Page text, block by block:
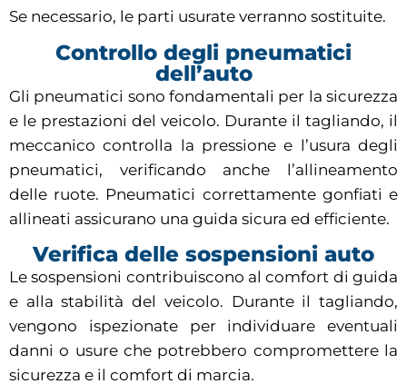
Se necessario, le parti usurate verranno sostituite.
Controllo degli pneumatici
dell’auto
Gli pneumatici sono fondamentali per la sicurezza
e le prestazioni del veicolo. Durante il tagliando, il
meccanico controlla la pressione e l’usura degli
pneumatici, verificando anche l’allineamento
delle ruote. Pneumatici correttamente gonfiati e
allineati assicurano una guida sicura ed efficiente.
Verifica delle sospensioni auto
Le sospensioni contribuiscono al comfort di guida
e alla stabilità del veicolo. Durante il tagliando,
vengono ispezionate per individuare eventuali
danni o usure che potrebbero compromettere la
sicurezza e il comfort di marcia.